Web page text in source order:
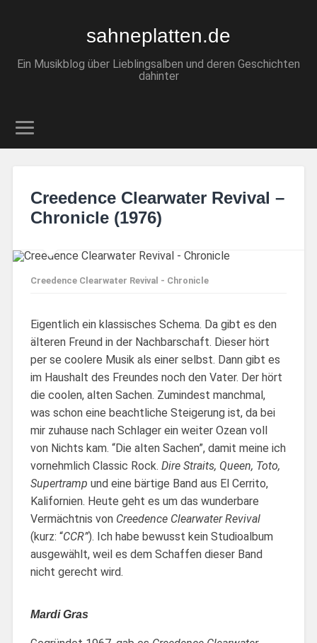
sahneplatten.de
Ein Musikblog über Lieblingsalben und deren Geschichten
dahinter
Creedence Clearwater Revival –
Chronicle (1976)
Creedence Clearwater Revival - Chronicle
Eigentlich ein klassisches Schema. Da gibt es den
älteren Freund in der Nachbarschaft. Dieser hört
per se coolere Musik als einer selbst. Dann gibt es
im Haushalt des Freundes noch den Vater. Der hört
die coolen, alten Sachen. Zumindest manchmal,
was schon eine beachtliche Steigerung ist, da bei
mir zuhause nach Schlager ein weiter Ozean voll
von Nichts kam. “Die alten Sachen”, damit meine ich
vornehmlich Classic Rock. Dire Straits, Queen, Toto,
Supertramp und eine bärtige Band aus El Cerrito,
Kalifornien. Heute geht es um das wunderbare
Vermächtnis von Creedence Clearwater Revival
(kurz: “CCR”). Ich habe bewusst kein Studioalbum
ausgewählt, weil es dem Schaffen dieser Band
nicht gerecht wird.
Mardi Gras